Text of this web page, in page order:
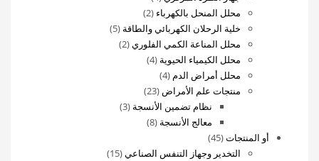
منتجات محلل المنحل بالكهرباء 2
2
منتجات
خلية الرحلان الكهربائي والطاقة 5
5
محلل المناعة الكمي الفلوري 2
2
محلل الكيمياء الحيوية 4
4
محلل أمراض الدم 4
4
منتجاتمنتجات علم الأمراض 23
23
منتج
نظام تضمين الأنسجة 3
3
معالج الأنسجة 8
8
أو المنتجات 45
45
منتج
التخدير وجهاز التنفس الصناعي 15
15